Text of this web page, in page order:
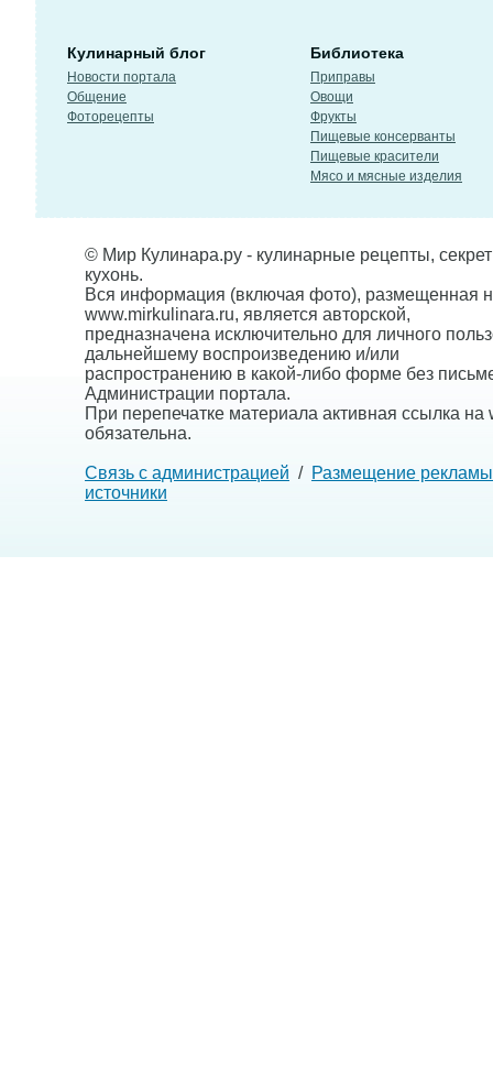
Кулинарный блог
Новости портала
Общение
Фоторецепты
Библиотека
Приправы
Овощи
Фрукты
Пищевые консерванты
Пищевые красители
Мясо и мясные изделия
© Мир Кулинара.ру - кулинарные рецепты,
кухонь.
Вся информация (включая фото), размещенная
www.mirkulinara.ru, является авторской,
предназначена исключительно для личного
дальнейшему воспроизведению и/или
распространению в какой-либо форме без
Администрации портала.
При перепечатке материала активная ссылка на
обязательна.
Связь с администрацией / Размещение рекламы
источники